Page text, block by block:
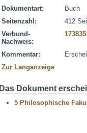
Dokumentart:
Buch
Seitenzahl:
412
Verbund-
Nachweis:
Kommentar:
Zur Langanzeige
Das Dokument
5 Philosophische